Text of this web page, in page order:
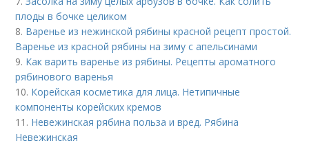
плоды в бочке целиком
8. Варенье из нежинской рябины красной рецепт простой.
Варенье из красной рябины на зиму с апельсинами
9. Как варить варенье из рябины. Рецепты ароматного
рябинового варенья
10. Корейская косметика для лица. Нетипичные
компоненты корейских кремов
11. Невежинская рябина польза и вред. Рябина
Невежинская